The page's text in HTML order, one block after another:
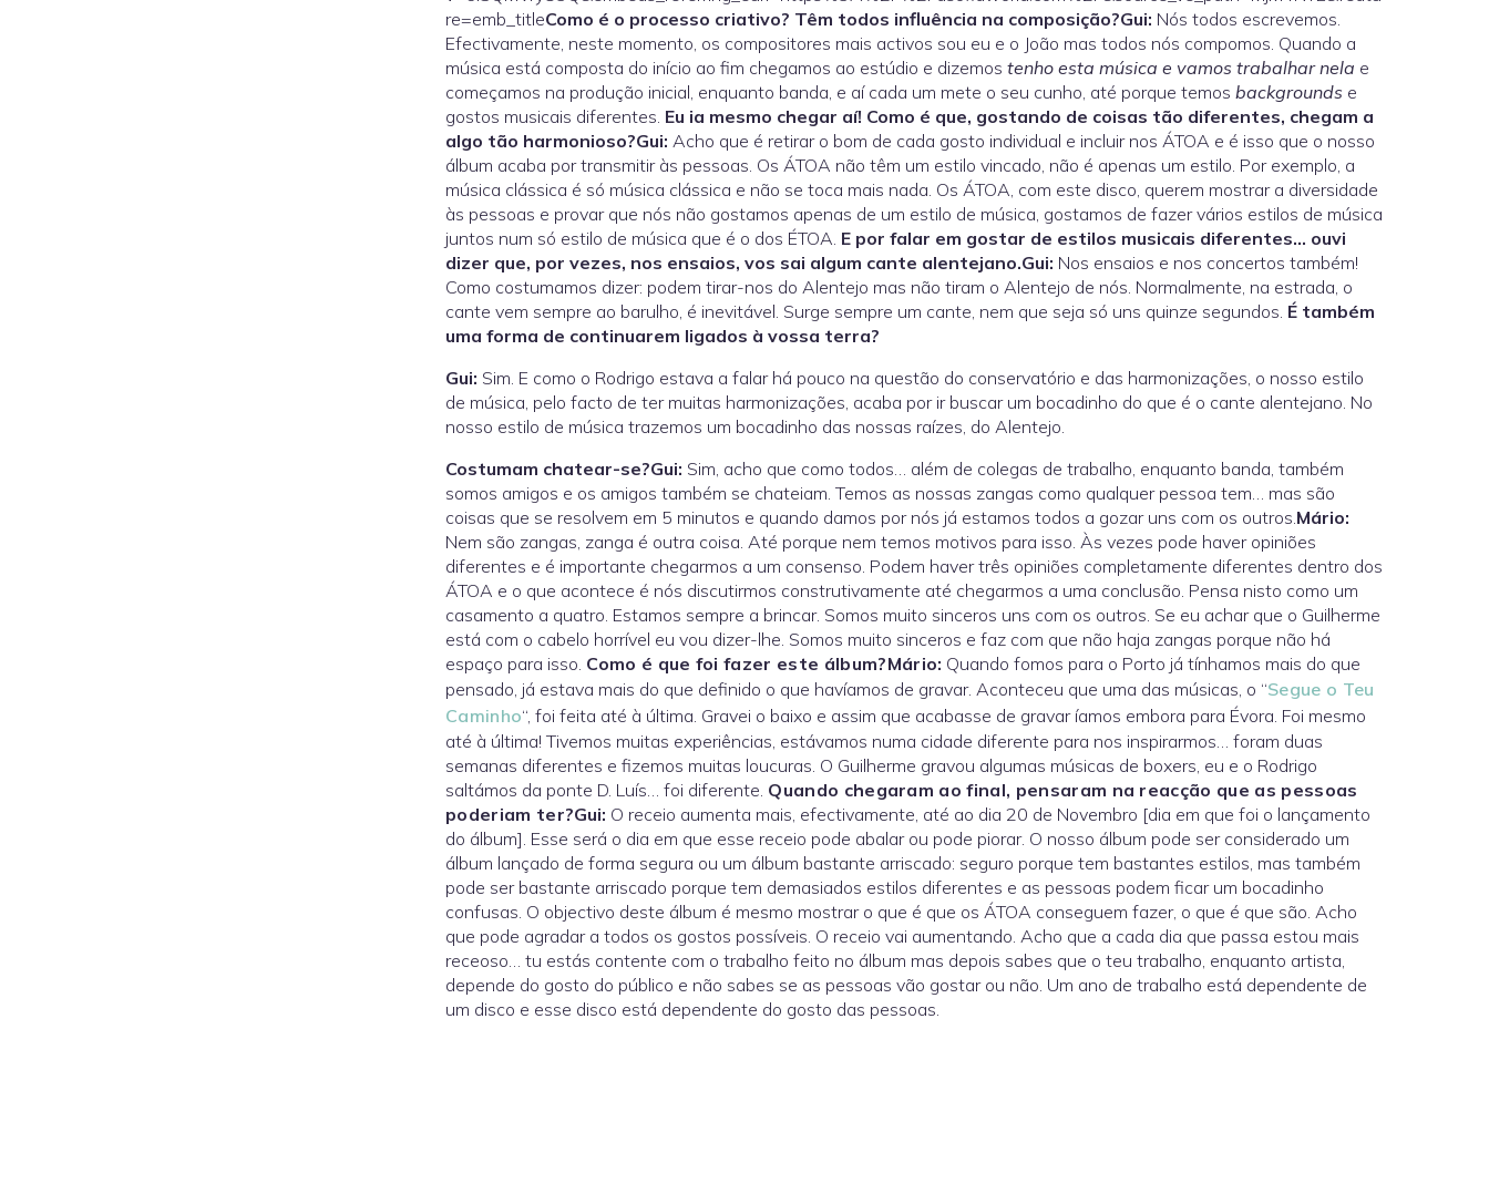
re=emb_titleComo é o processo criativo? Têm todos influência na composição?Gui: Nós todos escrevemos.
Efectivamente, neste momento, os compositores mais activos sou eu e o João mas todos nós compomos. Quando a
música está composta do início ao fim chegamos ao estúdio e dizemos tenho esta música e vamos trabalhar nela e
começamos na produção inicial, enquanto banda, e aí cada um mete o seu cunho, até porque temos backgrounds e
gostos musicais diferentes. Eu ia mesmo chegar aí! Como é que, gostando de coisas tão diferentes, chegam a
algo tão harmonioso?Gui: Acho que é retirar o bom de cada gosto individual e incluir nos ÁTOA e é isso que o nosso
álbum acaba por transmitir às pessoas. Os ÁTOA não têm um estilo vincado, não é apenas um estilo. Por exemplo, a
música clássica é só música clássica e não se toca mais nada. Os ÁTOA, com este disco, querem mostrar a diversidade
às pessoas e provar que nós não gostamos apenas de um estilo de música, gostamos de fazer vários estilos de música
juntos num só estilo de música que é o dos ÉTOA. E por falar em gostar de estilos musicais diferentes… ouvi
dizer que, por vezes, nos ensaios, vos sai algum cante alentejano.Gui: Nos ensaios e nos concertos também!
Como costumamos dizer: podem tirar-nos do Alentejo mas não tiram o Alentejo de nós. Normalmente, na estrada, o
cante vem sempre ao barulho, é inevitável. Surge sempre um cante, nem que seja só uns quinze segundos. É também
uma forma de continuarem ligados à vossa terra?
Gui: Sim. E como o Rodrigo estava a falar há pouco na questão do conservatório e das harmonizações, o nosso estilo
de música, pelo facto de ter muitas harmonizações, acaba por ir buscar um bocadinho do que é o cante alentejano. No
nosso estilo de música trazemos um bocadinho das nossas raízes, do Alentejo.
Costumam chatear-se?Gui: Sim, acho que como todos… além de colegas de trabalho, enquanto banda, também
somos amigos e os amigos também se chateiam. Temos as nossas zangas como qualquer pessoa tem… mas são
coisas que se resolvem em 5 minutos e quando damos por nós já estamos todos a gozar uns com os outros.Mário:
Nem são zangas, zanga é outra coisa. Até porque nem temos motivos para isso. Às vezes pode haver opiniões
diferentes e é importante chegarmos a um consenso. Podem haver três opiniões completamente diferentes dentro dos
ÁTOA e o que acontece é nós discutirmos construtivamente até chegarmos a uma conclusão. Pensa nisto como um
casamento a quatro. Estamos sempre a brincar. Somos muito sinceros uns com os outros. Se eu achar que o Guilherme
está com o cabelo horrível eu vou dizer-lhe. Somos muito sinceros e faz com que não haja zangas porque não há
espaço para isso. Como é que foi fazer este álbum?Mário: Quando fomos para o Porto já tínhamos mais do que
pensado, já estava mais do que definido o que havíamos de gravar. Aconteceu que uma das músicas, o “Segue o Teu
Caminho“, foi feita até à última. Gravei o baixo e assim que acabasse de gravar íamos embora para Évora. Foi mesmo
até à última! Tivemos muitas experiências, estávamos numa cidade diferente para nos inspirarmos… foram duas
semanas diferentes e fizemos muitas loucuras. O Guilherme gravou algumas músicas de boxers, eu e o Rodrigo
saltámos da ponte D. Luís… foi diferente. Quando chegaram ao final, pensaram na reacção que as pessoas
poderiam ter?Gui: O receio aumenta mais, efectivamente, até ao dia 20 de Novembro [dia em que foi o lançamento
do álbum]. Esse será o dia em que esse receio pode abalar ou pode piorar. O nosso álbum pode ser considerado um
álbum lançado de forma segura ou um álbum bastante arriscado: seguro porque tem bastantes estilos, mas também
pode ser bastante arriscado porque tem demasiados estilos diferentes e as pessoas podem ficar um bocadinho
confusas. O objectivo deste álbum é mesmo mostrar o que é que os ÁTOA conseguem fazer, o que é que são. Acho
que pode agradar a todos os gostos possíveis. O receio vai aumentando. Acho que a cada dia que passa estou mais
receoso… tu estás contente com o trabalho feito no álbum mas depois sabes que o teu trabalho, enquanto artista,
depende do gosto do público e não sabes se as pessoas vão gostar ou não. Um ano de trabalho está dependente de
um disco e esse disco está dependente do gosto das pessoas.